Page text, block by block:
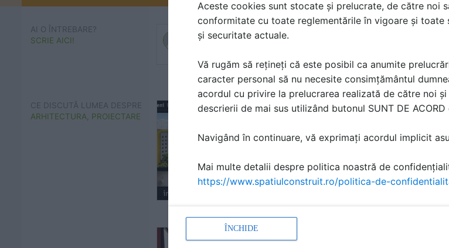
AI O ÎNTREBARE?
SCRIE AICI!
CE DISCUTĂ LUMEA DESPRE
ARHITECTURA, PROIECTARE
nedumerire
HelpDesk SpatiulConstruit.roa scrisla
La:Pentru un birou de arhitectură, e important
Cameră pentru student
Aceste cookies sunt stocate și prelucrate, de către noi
conformitate cu toate reglementările în vigoare și
și securitate actuale.
Vă rugăm să rețineți că este posibil ca anumite
caracter personal să nu necesite consimțământul
acordul cu privire la prelucrarea realizată de către noi
descrierii de mai sus utilizând butonul SUNT DE ACORD
Navigând în continuare, vă exprimați acordul implicit
Mai multe detalii despre politica noastră de
https://www.spatiulconstruit.ro/politica-de-
ÎNCHIDE